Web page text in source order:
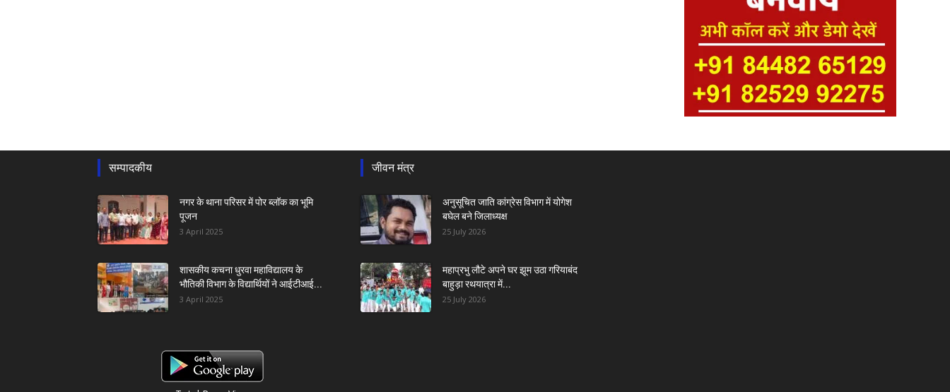
सम्पादकीय
नगर के थाना परिसर में पोर ब्लॉक का भूमि
पूजन
3 April 2025
शासकीय कचना धुरवा महाविद्यालय के
भौतिकी विभाग के विद्यार्थियों ने आईटीआई...
3 April 2025
जीवन मंत्र
अनुसूचित जाति कांग्रेस विभाग में योगेश
बघेल बने जिलाध्यक्ष
25 July 2026
महाप्रभु लौटे अपने घर झूम उठा गरियाबंद
बाहुड़ा रथयात्रा में...
25 July 2026